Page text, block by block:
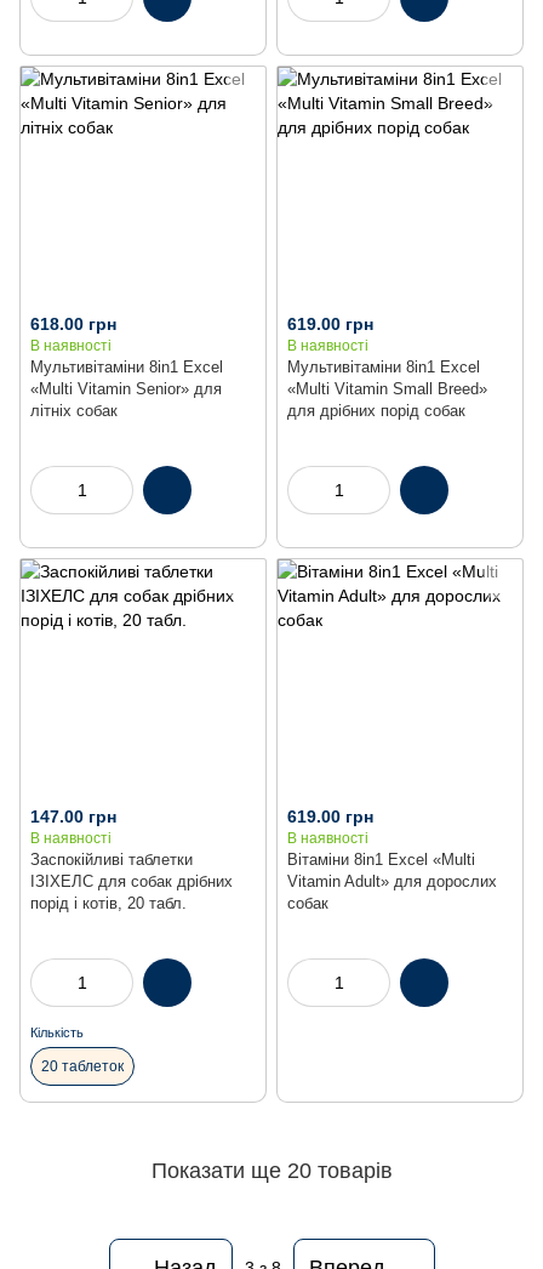
Мультивітаміни 8in1 Excel
«Multi Vitamin Senior» для
літніх собак
618.00 грн
В наявності
Мультивітаміни 8in1 Excel
«Multi Vitamin Small Breed»
для дрібних порід собак
619.00 грн
В наявності
Заспокійливі таблетки
ІЗІХЕЛС для собак дрібних
порід і котів, 20 табл.
147.00 грн
В наявності
Кількість
20 таблеток
Вітаміни 8in1 Excel «Multi
Vitamin Adult» для дорослих
собак
619.00 грн
В наявності
Показати ще 20 товарів